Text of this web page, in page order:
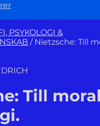
PSYKOLOGI &
/ Nietzsche: Till
Till